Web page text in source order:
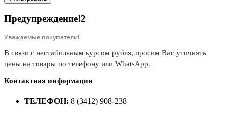
Предупреждение!2
Уважаемые покупатели!
В связи с нестабильным курсом рубля, просим Вас уточнять
цены на товары по телефону или WhatsApp.
Контактная информация
ТЕЛЕФОН: 8 (3412) 908-238